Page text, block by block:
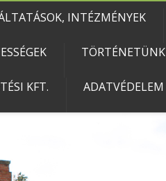
INTÉZMÉNYEK
TÖRTÉNETÜNK
KFT. ADATVÉDELEM